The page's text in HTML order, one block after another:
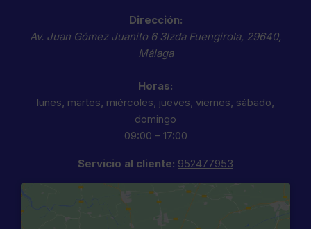
Dirección:
Av. Juan Gómez Juanito 6 3Izda Fuengirola, 29640,
Málaga
Horas:
lunes, martes, miércoles, jueves, viernes, sábado,
domingo
09:00 – 17:00
Servicio al cliente: 952477953